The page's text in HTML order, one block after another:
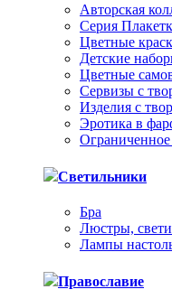
Авторская
Серия
Цветные
Детские
Цветные
Сервизы с
Изделия с
Эротика в
Ограниченное
Светильники
Бра
Люстры,
Лампы
Православие